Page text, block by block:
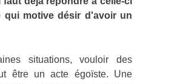
qui motive désir d'avoir un
situations, vouloir des
être un acte égoïste. Une